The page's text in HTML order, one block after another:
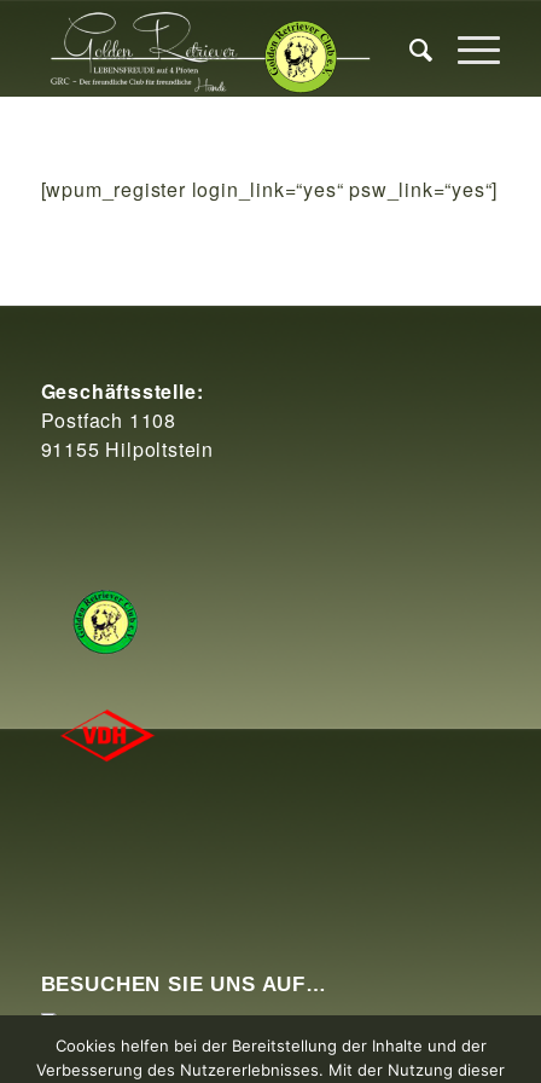
[wpum_register login_link=“yes“ psw_link=“yes“]
Geschäftsstelle:
Postfach 1108
91155 Hilpoltstein
BESUCHEN SIE UNS AUF…
Cookies helfen bei der Bereitstellung der Inhalte und der
Verbesserung des Nutzererlebnisses. Mit der Nutzung dieser